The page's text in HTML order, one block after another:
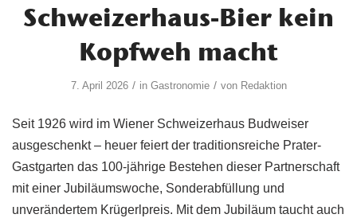
Schweizerhaus-Bier kein
Kopfweh macht
7. April 2026 / in Gastronomie / von Redaktion
Seit 1926 wird im Wiener Schweizerhaus Budweiser
ausgeschenkt – heuer feiert der traditionsreiche Prater-
Gastgarten das 100-jährige Bestehen dieser Partnerschaft
mit einer Jubiläumswoche, Sonderabfüllung und
unverändertem Krügerlpreis. Mit dem Jubiläum taucht auch